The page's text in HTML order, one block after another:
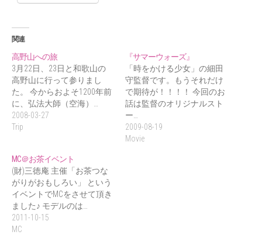
関連
高野山への旅
3月22日、23日と和歌山の
高野山に行って参りまし
た。 今からおよそ1200年前
に、弘法大師（空海）…
2008-03-27
Trip
『サマーウォーズ』
「時をかける少女」の細田
守監督です。もうそれだけ
で期待が！！！！ 今回のお
話は監督のオリジナルスト
ー…
2009-08-19
Movie
MC＠お茶イベント
(財)三徳庵 主催「お茶つな
がりがおもしろい」 という
イベントでMCをさせて頂き
ました♪ モデルのは…
2011-10-15
MC